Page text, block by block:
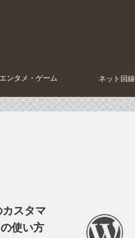
エンタメ・ゲーム ネット回線
スタマ
使い方